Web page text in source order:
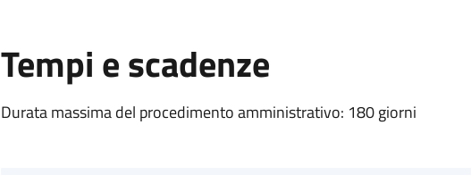
Tempi e scadenze
Durata massima del procedimento amministrativo: 180 giorni